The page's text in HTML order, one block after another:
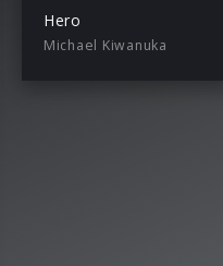
Hero
Michael Kiwanuka